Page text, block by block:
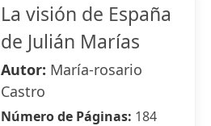
La visión de España
de Julián Marías
Autor: María-rosario
Castro
Número de Páginas: 184